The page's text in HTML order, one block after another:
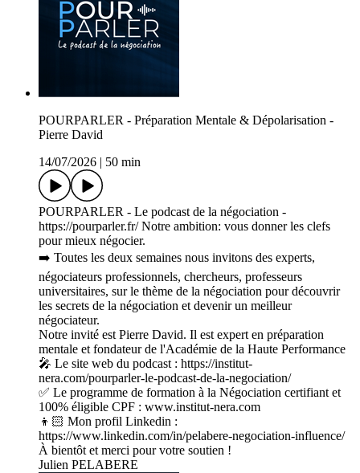
POURPARLER - Préparation Mentale & Dépolarisation -
Pierre David
14/07/2026
50 min
POURPARLER - Le podcast de la négociation -
https://pourparler.fr/ Notre ambition: vous donner les clefs
pour mieux négocier.
➡️ Toutes les deux semaines nous invitons des experts,
négociateurs professionnels, chercheurs, professeurs
universitaires, sur le thème de la négociation pour découvrir
les secrets de la négociation et devenir un meilleur
négociateur.
Notre invité est Pierre David. Il est expert en préparation
mentale et fondateur de l'Académie de la Haute Performance
🎤 Le site web du podcast : https://institut-
nera.com/pourparler-le-podcast-de-la-negociation/
✅ Le programme de formation à la Négociation certifiant et
100% éligible CPF : www.institut-nera.com
👦🏻 Mon profil Linkedin :
https://www.linkedin.com/in/pelabere-negociation-influence/
À bientôt et merci pour votre soutien !
Julien PELABERE